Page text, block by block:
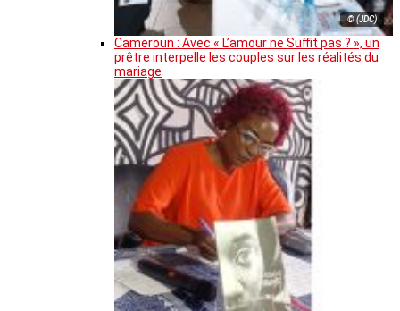
© (JDC)
Cameroun : Avec « L’amour ne Suffit pas ? », un
prêtre interpelle les couples sur les réalités du
mariage